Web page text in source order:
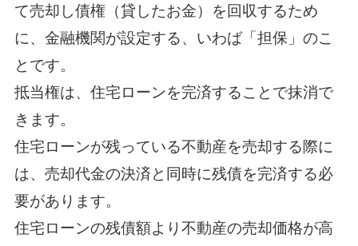
て売却し債権（貸したお金）を回収するため
に、金融機関が設定する、いわば「担保」のこ
とです。
抵当権は、住宅ローンを完済することで抹消で
きます。
住宅ローンが残っている不動産を売却する際に
は、売却代金の決済と同時に残債を完済する必
要があります。
住宅ローンの残債額より不動産の売却価格が高